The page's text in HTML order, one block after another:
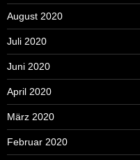
August 2020
Juli 2020
Juni 2020
April 2020
März 2020
Februar 2020